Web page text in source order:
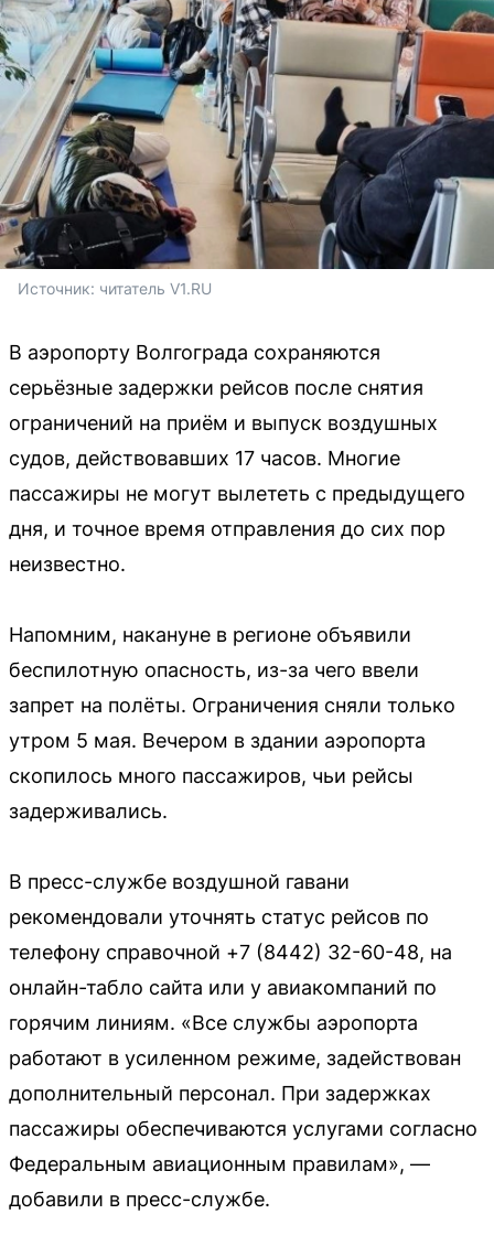
Источник: читатель V1.RU
В аэропорту Волгограда сохраняются
серьёзные задержки рейсов после снятия
ограничений на приём и выпуск воздушных
судов, действовавших 17 часов. Многие
пассажиры не могут вылететь с предыдущего
дня, и точное время отправления до сих пор
неизвестно.
Напомним, накануне в регионе объявили
беспилотную опасность, из-за чего ввели
запрет на полёты. Ограничения сняли только
утром 5 мая. Вечером в здании аэропорта
скопилось много пассажиров, чьи рейсы
задерживались.
В пресс-службе воздушной гавани
рекомендовали уточнять статус рейсов по
телефону справочной +7 (8442) 32-60-48, на
онлайн-табло сайта или у авиакомпаний по
горячим линиям. «Все службы аэропорта
работают в усиленном режиме, задействован
дополнительный персонал. При задержках
пассажиры обеспечиваются услугами согласно
Федеральным авиационным правилам», —
добавили в пресс-службе.